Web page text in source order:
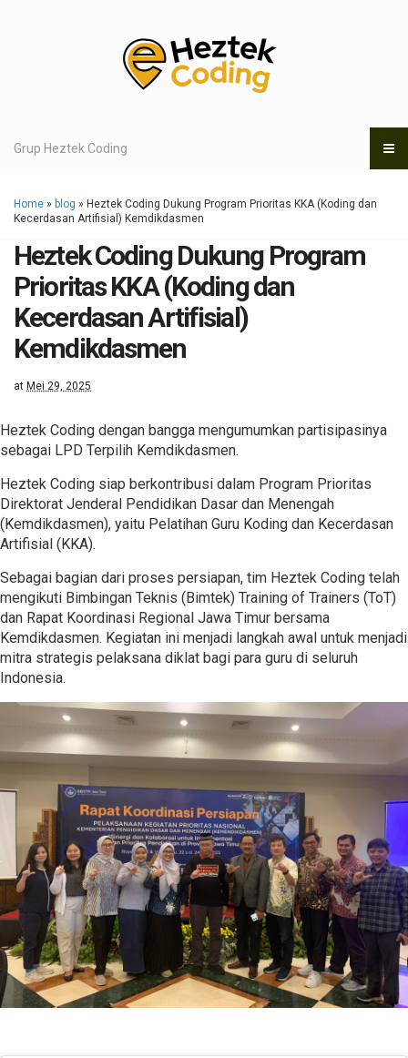
Grup Heztek Coding
Home » blog » Heztek Coding Dukung Program Prioritas KKA (Koding dan
Kecerdasan Artifisial) Kemdikdasmen
Heztek Coding Dukung Program
Prioritas KKA (Koding dan
Kecerdasan Artifisial)
Kemdikdasmen
at Mei 29, 2025
Heztek Coding dengan bangga mengumumkan partisipasinya
sebagai LPD Terpilih Kemdikdasmen.
Heztek Coding siap berkontribusi dalam Program Prioritas
Direktorat Jenderal Pendidikan Dasar dan Menengah
(Kemdikdasmen), yaitu Pelatihan Guru Koding dan Kecerdasan
Artifisial (KKA).
Sebagai bagian dari proses persiapan, tim Heztek Coding telah
mengikuti Bimbingan Teknis (Bimtek) Training of Trainers (ToT)
dan Rapat Koordinasi Regional Jawa Timur bersama
Kemdikdasmen. Kegiatan ini menjadi langkah awal untuk menjadi
mitra strategis pelaksana diklat bagi para guru di seluruh
Indonesia.